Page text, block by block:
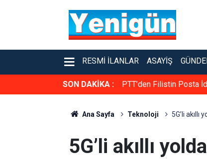
RESMI İLANLAR ASAYIŞ
SON DAKİKA : PTT’den Filistin Posta
Ana Sayfa Teknoloji 5G’li akıllı
5G’li akıllı